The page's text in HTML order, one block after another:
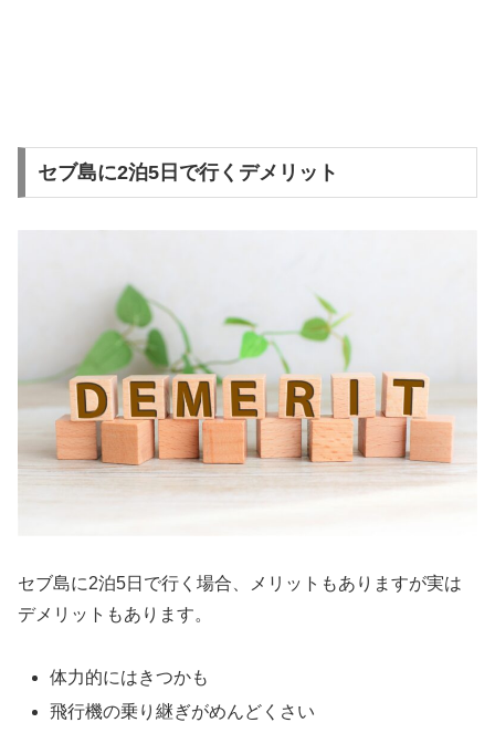
セブ島に2泊5日で行くデメリット
セブ島に2泊5日で行く場合、メリットもありますが実は
デメリットもあります。
体力的にはきつかも
飛行機の乗り継ぎがめんどくさい